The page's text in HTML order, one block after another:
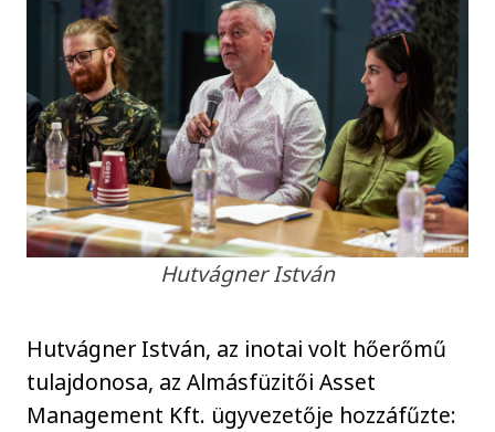
Hutvágner István
Hutvágner István, az inotai volt hőerőmű
tulajdonosa, az Almásfüzitői Asset
Management Kft. ügyvezetője hozzáfűzte: